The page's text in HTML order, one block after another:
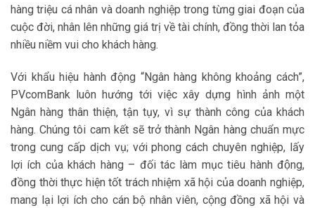
hàng triệu cá nhân và doanh nghiệp trong từng giai đoạn của
cuộc đời, nhân lên những giá trị về tài chính, đồng thời lan tỏa
nhiều niềm vui cho khách hàng.
Với khẩu hiệu hành động “Ngân hàng không khoảng cách”,
PVcomBank luôn hướng tới việc xây dựng hình ảnh một
Ngân hàng thân thiện, tận tụy, vì sự thành công của khách
hàng. Chúng tôi cam kết sẽ trở thành Ngân hàng chuẩn mực
trong cung cấp dịch vụ; với phong cách chuyên nghiệp, lấy
lợi ích của khách hàng – đối tác làm mục tiêu hành động,
đồng thời thực hiện tốt trách nhiệm xã hội của doanh nghiệp,
mang lại lợi ích cho cán bộ nhân viên, cộng đồng xã hội và